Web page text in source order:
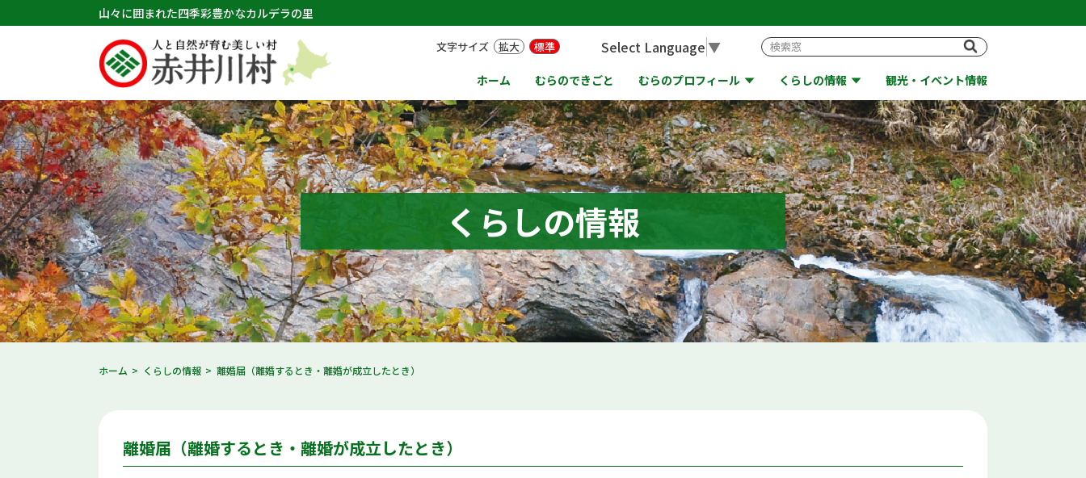
山々に囲まれた四季彩豊かなカルデラの里
ホーム むらのできごと むらのプロフィール くらしの情報 観光・イベント情報
文字サイズ 拡大 標準 Select Language▼
くらしの情報
ホーム くらしの情報 離婚届（離婚するとき・離婚が成立したとき）
離婚届（離婚するとき・離婚が成立したとき）